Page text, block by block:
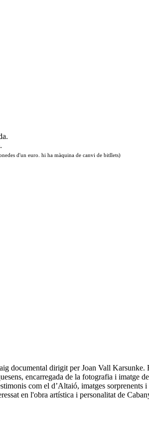
d'un euro. hi ha màquina de canvi de bitllets)
documental dirigit per Joan Vall Karsunke.
encarregada de la fotografia i
com el d’Altaió, imatges
en l'obra artística i personalitat de